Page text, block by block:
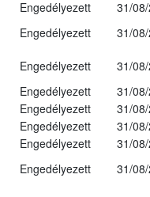
Engedélyezett
31/
Engedélyezett
31/
Engedélyezett
31/
Engedélyezett
31/
Engedélyezett
31/
Engedélyezett
31/
Engedélyezett
31/
Engedélyezett
31/